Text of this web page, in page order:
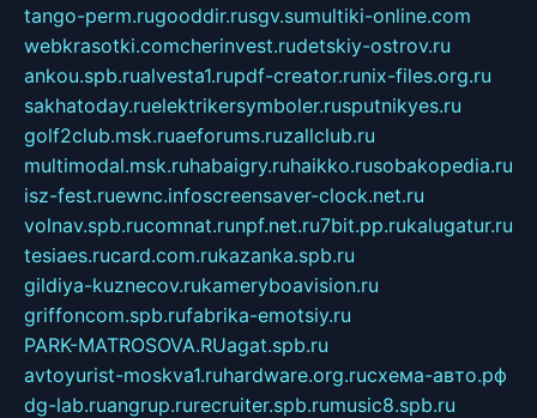
tango-perm.rugooddir.rusgv.sumultiki-online.com
webkrasotki.comcherinvest.rudetskiy-ostrov.ru
ankou.spb.rualvesta1.rupdf-creator.runix-files.org.ru
sakhatoday.ruelektrikersymboler.rusputnikyes.ru
golf2club.msk.ruaeforums.ruzallclub.ru
multimodal.msk.ruhabaigry.ruhaikko.rusobakopedia.ru
isz-fest.ruewnc.infoscreensaver-clock.net.ru
volnav.spb.rucomnat.runpf.net.ru7bit.pp.rukalugatur.ru
tesiaes.rucard.com.rukazanka.spb.ru
gildiya-kuznecov.rukameryboavision.ru
griffoncom.spb.rufabrika-emotsiy.ru
PARK-MATROSOVA.RUagat.spb.ru
avtoyurist-moskva1.ruhardware.org.ruсхема-авто.рф
dg-lab.ruangrup.rurecruiter.spb.rumusic8.spb.ru